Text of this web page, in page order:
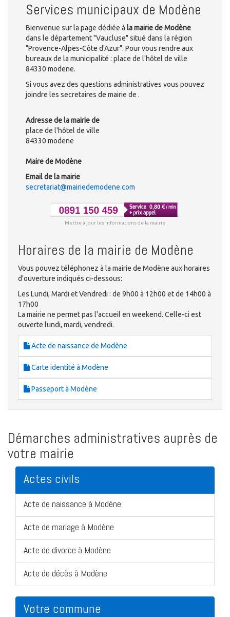
Services municipaux de Modène
Bienvenue sur la page dédiée à la mairie de Modène
dans le département "Vaucluse" situé dans la région
"Provence-Alpes-Côte d'Azur". Pour vous rendre aux
bureaux de la municipalité : place de l'hôtel de ville
84330 modene.
Si vous avez des questions administratives vous pouvez
joindre les secretaires de mairie de .
Adresse de la mairie de
place de l'hôtel de ville
84330 modene
Maire de Modène
Email de la mairie
secretariat@mairiedemodene.com
Mettre à jour les informations de la mairie
Horaires de la mairie de Modène
Vous pouvez téléphonez à la mairie de Modène aux horaires
d'ouverture indiqués ci-dessous:
Les Lundi, Mardi et Vendredi : de 9h00 à 12h00 et de 14h00 à
17h00
La mairie ne permet pas l'accueil en weekend. Celle-ci est
ouverte lundi, mardi, vendredi.
Acte de naissance de Modène
Carte identité à Modène
Passeport à Modène
Démarches administratives auprès de
votre mairie
Actes civils
Acte de naissance à Modène
Acte de mariage à Modène
Acte de divorce à Modène
Acte de décès à Modène
Votre commune